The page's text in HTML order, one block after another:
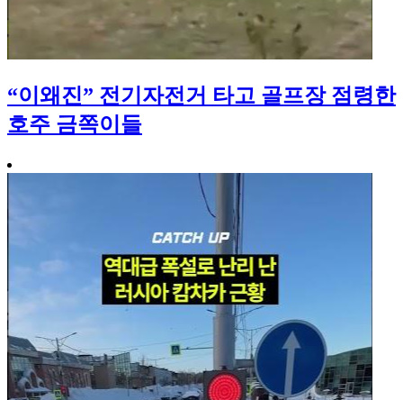
“이왜진” 전기자전거 타고 골프장 점령한
호주 금쪽이들